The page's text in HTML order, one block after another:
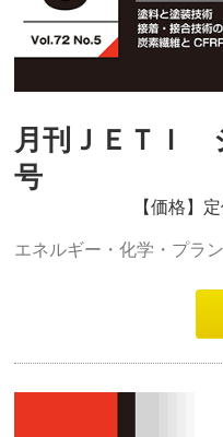
月刊ＪＥＴＩ
号
【価格】
エネルギー・化学・プラ